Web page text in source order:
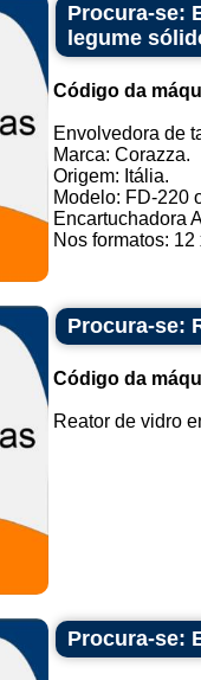
Procura-se:
legume
Código da
Envolvedora de
Marca: Corazza.
Origem: Itália.
Modelo: FD-220
Encartuchadora
Nos formatos:
Procura-se:
Código da
Reator de vidro
Procura-se: